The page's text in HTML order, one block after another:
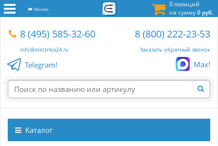
0 позиций
на сумму0 руб.
Москва
8 (495) 585-32-60
info@electrika24.ru
8 (800) 222-23-53
Заказать обратный звонок
Telegram! Max!
Каталог